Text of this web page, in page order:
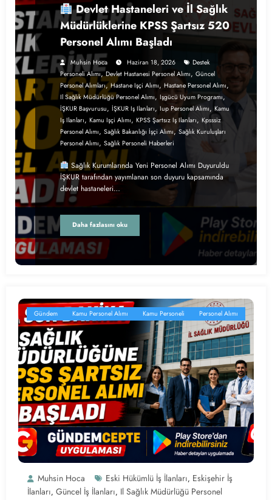
Devlet Hastaneleri ve İl Sağlık
Müdürlüklerine KPSS Şartsız 520
Personel Alımı Başladı
Muhsin Hoca Haziran 18, 2026
Destek
Personeli Alımı,Devlet Hastanesi Personel Alımı, Güncel
Personel Alımları, Hastane Işçi Alımı, Hastane Personel Alımı,
Il Sağlık Müdürlüğü Personel Alımı, Işgücü Uyum Programı,
İŞKUR Başvurusu, İŞKUR Iş Ilanları, Iup Personel Alımı, Kamu
Iş Ilanları, Kamu Işçi Alımı, KPSS Şartsız Iş Ilanları, Kpsssiz
Personel Alımı, Sağlık Bakanlığı İşçi Alımı,Sağlık Kuruluşları
Personel Alımı, Sağlık Personeli Haberleri
Sağlık Kurumlarında Yeni Personel Alımı Duyuruldu
İŞKUR tarafından yayımlanan son duyuru kapsamında
devlet hastaneleri…
Daha fazlasını oku
Gündem Kamu Personel Alımı Kamu Personeli Personel Alımı
Muhsin Hoca Eski Hükümlü İş İlanları, Eskişehir İş
İlanları, Güncel İş İlanları, Il Sağlık Müdürlüğü Personel